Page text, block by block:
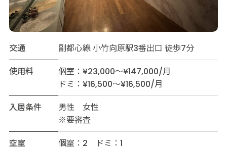
交通
副都心線 小竹向原駅3番出口 徒歩7分
使用料
個室：¥23,000～¥147,000/月
ドミ：¥16,500～¥16,500/月
入居条件
男性 女性
※要審査
空室
個室：2 ドミ：1